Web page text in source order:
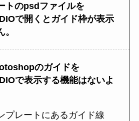
トのpsdファイルを
で開くとガイド枠が表示
のガイドを
で表示する機能はないよ
プレートにあるガイド線